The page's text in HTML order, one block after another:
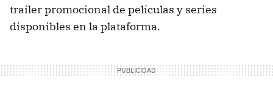
trailer promocional de películas y series
disponibles en la plataforma.